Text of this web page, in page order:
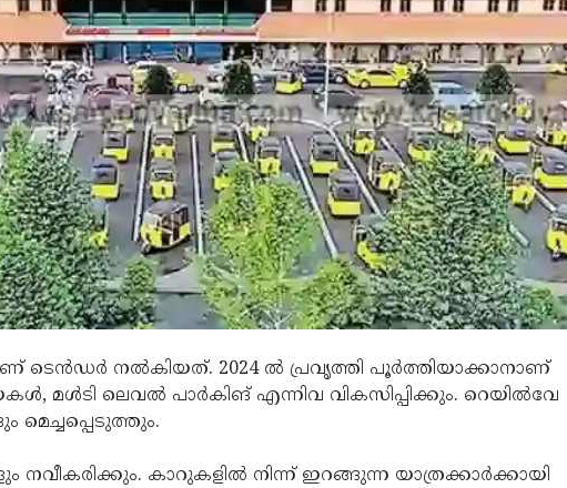
ടെന്‍ഡര്‍ നല്‍കിയത്. 2024 ല്‍ പ്രവൃത്തി പൂര്‍ത്തിയാക്കാനാണ്
മള്‍ടി ലെവല്‍ പാര്‍കിങ് എന്നിവ വികസിപ്പിക്കും. റെയില്‍വേ
നവീകരിക്കും. കാറുകളില്‍ നിന്ന് ഇറങ്ങുന്ന യാത്രക്കാര്‍ക്കായി